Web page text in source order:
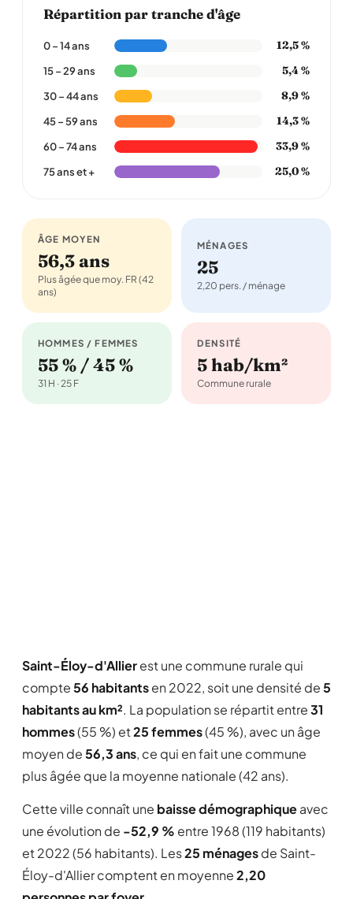
Répartition par tranche d'âge
0 – 14 ans 12,5 %
15 – 29 ans 5,4 %
30 – 44 ans 8,9 %
45 – 59 ans 14,3 %
60 – 74 ans 33,9 %
75 ans et + 25,0 %
ÂGE MOYEN
56,3 ans
Plus âgée que moy. FR (42
ans)
MÉNAGES
25
2,20 pers. / ménage
HOMMES / FEMMES
55 % / 45 %
31 H · 25 F
DENSITÉ
5 hab/km²
Commune rurale
Saint-Éloy-d'Allierest une commune rurale qui
compte56 habitantsen 2022, soit une densité de5
habitants au km². La population se répartit entre31
hommes(55 %) et25 femmes(45 %), avec un âge
moyen de56,3 ans, ce qui en fait une commune
plus âgée que la moyenne nationale (42 ans).
Cette ville connaît une baisse démographiqueavec
une évolution de -52,9 % entre 1968 (119 habitants)
et 2022 (56 habitants). Les25 ménagesde Saint-
Éloy-d'Allier comptent en moyenne2,20